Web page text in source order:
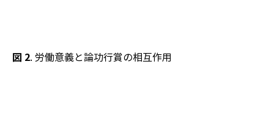
図 2. 労働意義と論功行賞の相互作用